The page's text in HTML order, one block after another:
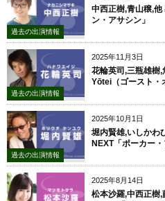
過去の出演情報
中西正樹,青山穣,
ン・アサシン」
2025年11月3日
過去の出演情報
花輪英司,三瓶雄
Yōtei（ゴースト・
2025年10月1日
過去の出演情報
堀内賢雄,いしか
NEXT「ポーカー・
2025年8月14日
松本沙羅,中西正樹